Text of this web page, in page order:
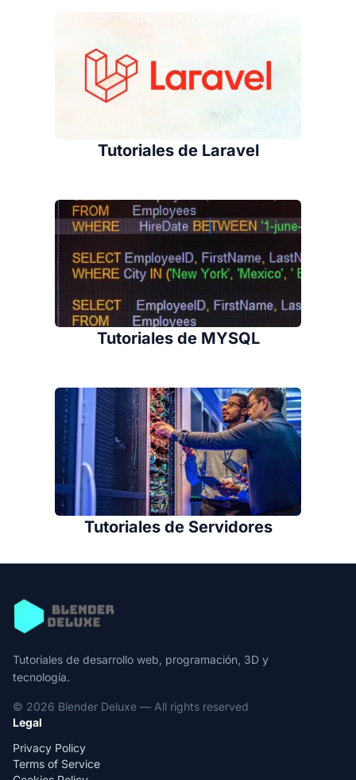
Tutoriales de Laravel
Tutoriales de MYSQL
Tutoriales de Servidores
Tutoriales de desarrollo web, programación, 3D y
tecnología.
© 2026 Blender Deluxe — All rights reserved
Legal
Privacy Policy
Terms of Service